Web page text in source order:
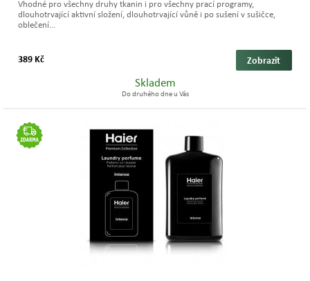
Vhodné pro všechny druhy tkanin i pro všechny prací programy,
dlouhotrvající aktivní složení, dlouhotrvající vůně i po sušení v sušičce,
oblečení...
389 Kč Zobrazit
Skladem
Do druhého dne u Vás